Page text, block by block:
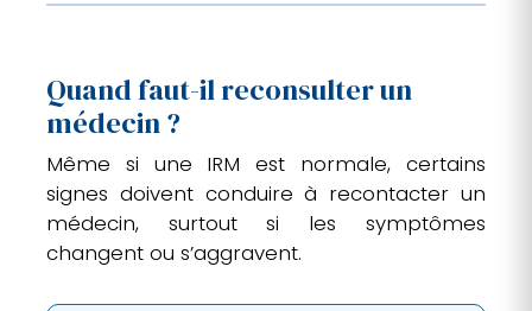
Quand faut-il reconsulter un
médecin ?
Même si une IRM est normale, certains
signes doivent conduire à recontacter un
médecin, surtout si les symptômes
changent ou s’aggravent.